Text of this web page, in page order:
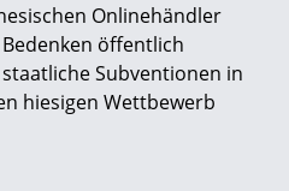
Onlinehändler
Bedenken öffentlich
Subventionen in
hiesigen Wettbewerb